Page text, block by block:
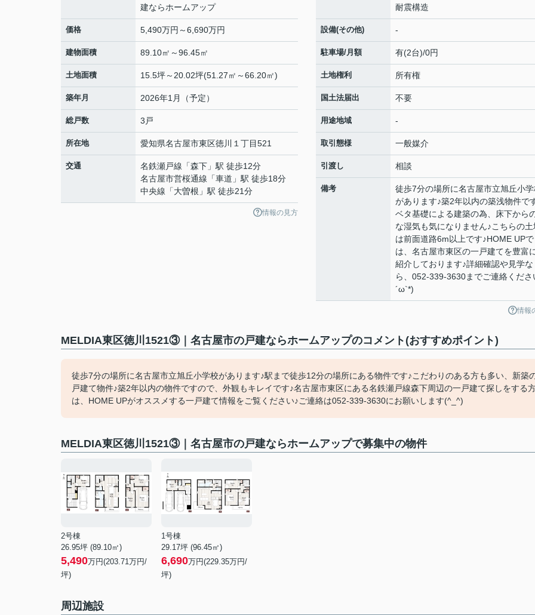
建ならホームアップ
価格 5,490万円～6,690万円
建物面積 89.10㎡～96.45㎡
土地面積 15.5坪～20.02坪(51.27㎡～66.20㎡)
築年月 2026年1月（予定）
総戸数 3戸
所在地 愛知県名古屋市東区徳川 １丁目521
交通 名鉄瀬戸線 「森下 」駅 徒歩12分
名古屋市営桜通線 「車道 」駅 徒歩18分
中央線 「大曽根 」駅 徒歩21分
情報の見方
耐震構造
設備(その他) -
駐車場/月額 有(2台)/0円
土地権利 所有権
国土法届出 不要
用途地域 -
取引態様 一般媒介
引渡し 相談
備考
徒歩7分の場所に名古屋市立旭丘小学
があります♪築2年以内の築浅物件で
ベタ基礎による建築の為、床下から
な湿気も気になりません♪こちらの土
は前面道路6m以上です♪HOME UPで
は、名古屋市東区の一戸建てを豊富
紹介しております♪詳細確認や見学な
ら、052-339-3630までご連絡くださ
´ω`*)
情報
MELDIA東区徳川1521③｜名古屋市の戸建ならホームアップのコメント(おすすめポイント)
徒歩7分の場所に名古屋市立旭丘小学校があります♪駅まで徒歩12分の場所にある物件です♪こだわりのある方も多い、新築
戸建て物件♪築2年以内の物件ですので、外観もキレイです♪名古屋市東区にある名鉄瀬戸線森下周辺の一戸建て探しをする
は、HOME UPがオススメする一戸建て情報をご覧ください♪ご連絡は052-339-3630にお願いします(^_^)
MELDIA東区徳川1521③｜名古屋市の戸建ならホームアップで募集中の物件
2号棟
26.95坪 (89.10㎡)
5,490万円(203.71万円/
坪)
1号棟
29.17坪 (96.45㎡)
6,690万円(229.35万円/
坪)
周辺施設